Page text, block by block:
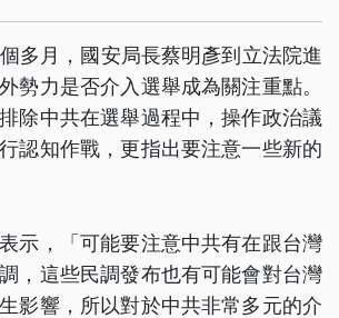
多月，國安局長蔡明彥到立法院進
勢力是否介入選舉成為關注重點。
除中共在選舉過程中，操作政治議
認知作戰，更指出要注意一些新的
示，「可能要注意中共有在跟台灣
，這些民調發布也有可能會對台灣
影響，所以對於中共非常多元的介